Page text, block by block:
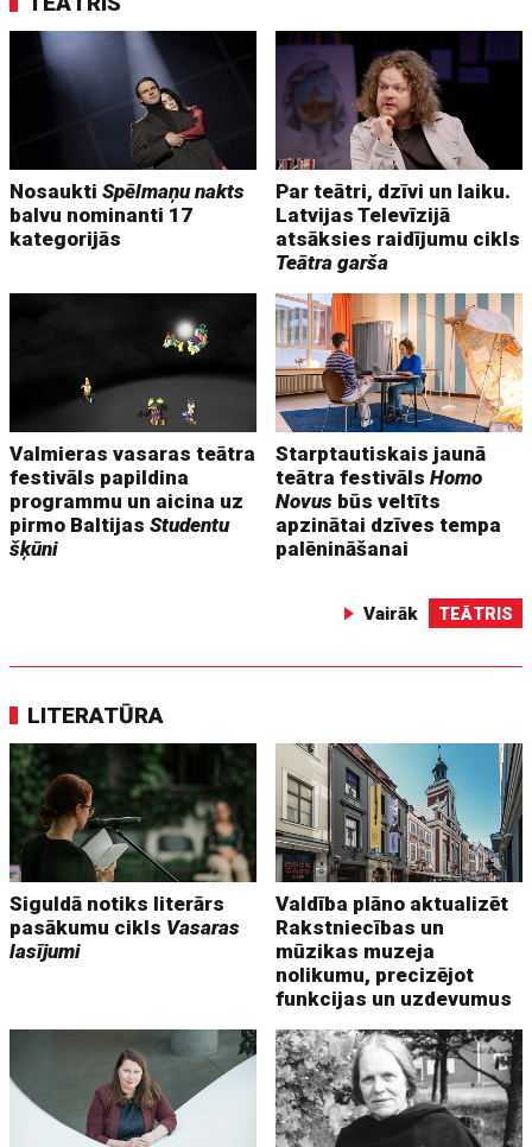
NosauktiSpēlmaņu nakts
balvu nominanti 17
kategorijās
Par teātri, dzīvi un laiku.
Latvijas Televīzijā
atsāksies raidījumu cikls
Teātra garša
Valmieras vasaras teātra
festivāls papildina
programmu un aicina uz
pirmo BaltijasStudentu
šķūni
Starptautiskais jaunā
teātra festivālsHomo
Novus būs veltīts
apzinātai dzīves tempa
palēnināšanai
Vairāk TEĀTRIS
LITERATŪRA
Siguldā notiks literārs
pasākumu cikls Vasaras
lasījumi
Valdība plāno aktualizēt
Rakstniecības un
mūzikas muzeja
nolikumu, precizējot
funkcijas un uzdevumus